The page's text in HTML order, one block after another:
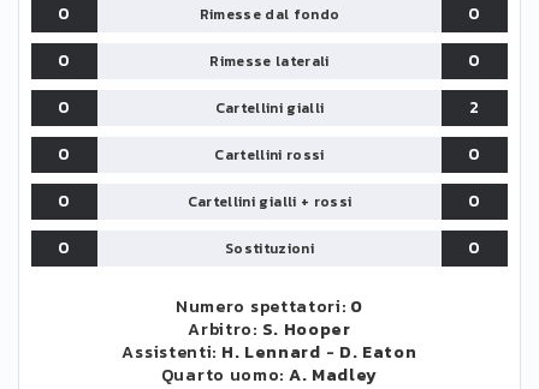
0
Rimesse dal fondo
0
0
Rimesse laterali
0
0
Cartellini gialli
2
0
Cartellini rossi
0
0
Cartellini gialli + rossi
0
0
Sostituzioni 0
Numero spettatori: 0
Arbitro: S. Hooper
Assistenti: H. Lennard - D. Eaton
Quarto uomo: A. Madley